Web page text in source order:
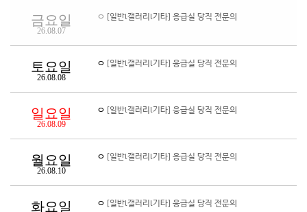
금요일
26.08.07
ㅇ [일반l갤러리l기타] 응급실 당직 전문의
토요일
26.08.08
ㅇ [일반l갤러리l기타] 응급실 당직 전문의
일요일
26.08.09
ㅇ [일반l갤러리l기타] 응급실 당직 전문의
월요일
26.08.10
ㅇ [일반l갤러리l기타] 응급실 당직 전문의
화요일 ㅇ [일반l갤러리l기타] 응급실 당직 전문의